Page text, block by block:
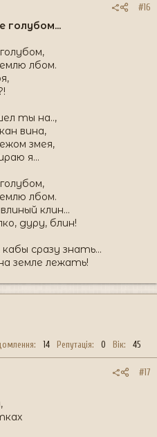
#16
голубом...
лбом.
ты на..,
вина,
змея,
я...
лбом.
клин...
дуру, блин!
сразу знать...
земле лежать!
14 Репутація 0 Вік 45
#17